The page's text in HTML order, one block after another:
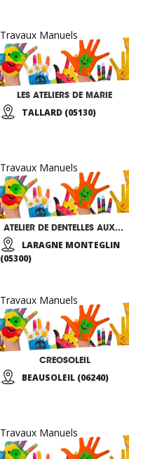
Travaux Manuels
LES ATELIERS DE MARIE
TALLARD (05130)
Travaux Manuels
ATELIER DE DENTELLES AUX FUSEAUX
LARAGNE MONTEGLIN
(05300)
Travaux Manuels
CREOSOLEIL
BEAUSOLEIL (06240)
Travaux Manuels